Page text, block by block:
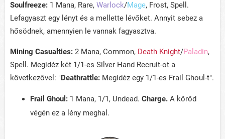
Soulfreeze: 1 Mana, Rare, Warlock/Mage, Frost, Spell.
Lefagyaszt egy lényt és a mellette lévőket. Annyit sebez a
hősödnek, amennyien le vannak fagyasztva.
Mining Casualties: 2 Mana, Common, Death Knight/Paladin,
Spell. Megidéz két 1/1-es Silver Hand Recruit-ot a
következővel: " Deathrattle: Megidéz egy 1/1-es Frail Ghoul-t".
Frail Ghoul: 1 Mana, 1/1, Undead. Charge. A köröd
végén ez a lény meghal.